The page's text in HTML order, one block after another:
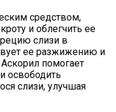
средством,
и облегчить ее
слизи в
ее разжижению и
помогает
освободить
слизи, улучшая